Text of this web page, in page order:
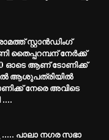
സ്റ്റാൻഡിംഗ്
തൈപ്പറമ്പന് നേർക്ക്
ഓടെ ആണ് ടോണിക്ക്
ആശുപത്രിയിൽ
നേരെ അവിടെ
പാലാ നഗര സഭാ